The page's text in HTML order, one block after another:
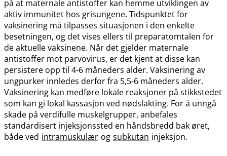
på at maternale antistoffer kan hemme utviklingen av
aktiv immunitet hos grisungene. Tidspunktet for
vaksinering må tilpasses situasjonen i den enkelte
besetningen, og det vises ellers til preparatomtalen for
de aktuelle vaksinene. Når det gjelder maternale
antistoffer mot parvovirus, er det kjent at disse kan
persistere opp til 4-6 måneders alder. Vaksinering av
ungpurker innledes derfor fra 5,5-6 måneders alder.
Vaksinering kan medføre lokale reaksjoner på stikkstedet
som kan gi lokal kassasjon ved nødslakting. For å unngå
skade på verdifulle muskelgrupper, anbefales
standardisert injeksjonssted en håndsbredd bak øret,
både ved intramuskulær og subkutan injeksjon.